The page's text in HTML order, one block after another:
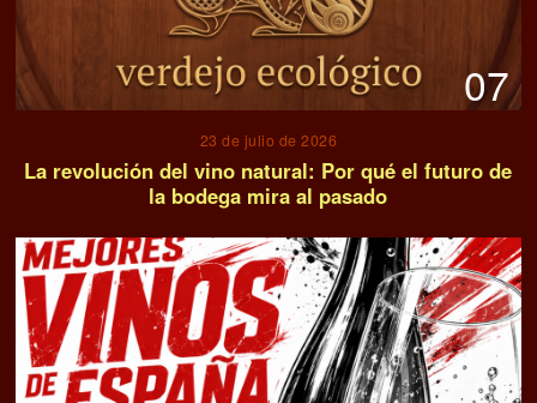
07
23 de julio de 2026
La revolución del vino natural: Por qué el futuro de
la bodega mira al pasado